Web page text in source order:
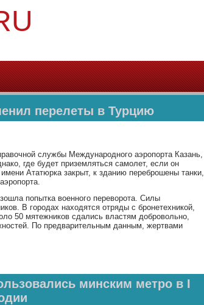
перелеты в Турцию
службы Международного аэропорта Казань,
где будет приземляться самолет, если он
Ататюрка закрыт, к зданию переброшены танки,
попытка военного переворота. Силы
В городах находятся отряды с бронетехникой,
50 мятежников сдались властям добровольно,
По предварительным данным, жертвами
минским метро в I